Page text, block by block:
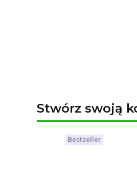
Stwórz swoją
Bestseller